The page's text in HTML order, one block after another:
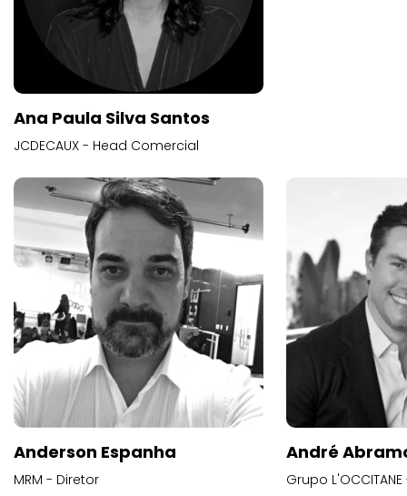
Ana Paula Silva Santos
JCDECAUX - Head Comercial
Anderson Espanha
MRM - Diretor
André
Grupo